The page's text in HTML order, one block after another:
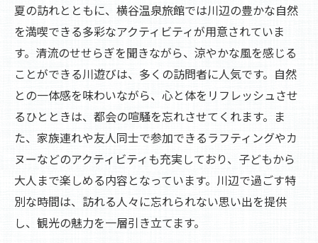
夏の訪れとともに、横谷温泉旅館では川辺の豊かな自然
を満喫できる多彩なアクティビティが用意されていま
す。清流のせせらぎを聞きながら、涼やかな風を感じる
ことができる川遊びは、多くの訪問者に人気です。自然
との一体感を味わいながら、心と体をリフレッシュさせ
るひとときは、都会の喧騒を忘れさせてくれます。ま
た、家族連れや友人同士で参加できるラフティングやカ
ヌーなどのアクティビティも充実しており、子どもから
大人まで楽しめる内容となっています。川辺で過ごす特
別な時間は、訪れる人々に忘れられない思い出を提供
し、観光の魅力を一層引き立てます。